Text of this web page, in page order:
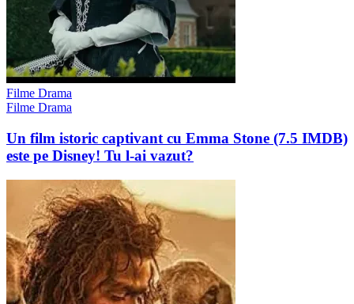
Filme Drama
Filme Drama
Un film istoric captivant cu Emma Stone (7.5 IMDB)
este pe Disney! Tu l-ai vazut?